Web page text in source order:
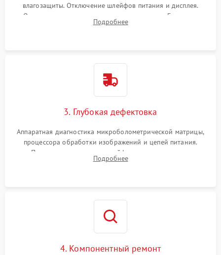
влагозащиты. Отключение шлейфов питания и дисплея.
Очистка внутренних плат от окислов и пыли. Бережная
обработка германиевого объектива специализированными
Подробнее
3. Глубокая дефектовка
Аппаратная диагностика микроболометрической матрицы,
процессора обработки изображений и цепей питания.
Проверка целостности шлейфов, модуля памяти и
интерфейсов связи. Выявление сгоревших SMD-компонентов
Подробнее
4. Компонентный ремонт